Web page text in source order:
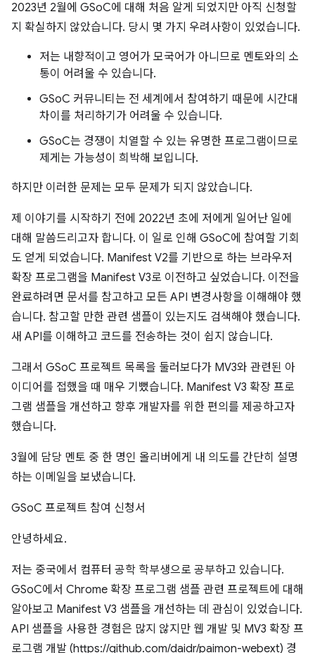
2023년 2월에 GSoC에 대해 처음 알게 되었지만 아직 신청할
지 확실하지 않았습니다. 당시 몇 가지 우려사항이 있었습니다.
저는 내향적이고 영어가 모국어가 아니므로 멘토와의 소
통이 어려울 수 있습니다.
GSoC 커뮤니티는 전 세계에서 참여하기 때문에 시간대
차이를 처리하기가 어려울 수 있습니다.
GSoC는 경쟁이 치열할 수 있는 유명한 프로그램이므로
제게는 가능성이 희박해 보입니다.
하지만 이러한 문제는 모두 문제가 되지 않았습니다.
제 이야기를 시작하기 전에 2022년 초에 저에게 일어난 일에
대해 말씀드리고자 합니다. 이 일로 인해 GSoC에 참여할 기회
도 얻게 되었습니다. Manifest V2를 기반으로 하는 브라우저
확장 프로그램을 Manifest V3로 이전하고 싶었습니다. 이전을
완료하려면 문서를 참고하고 모든 API 변경사항을 이해해야 했
습니다. 참고할 만한 관련 샘플이 있는지도 검색해야 했습니다.
새 API를 이해하고 코드를 전송하는 것이 쉽지 않습니다.
그래서 GSoC 프로젝트 목록을 둘러보다가 MV3와 관련된 아
이디어를 접했을 때 매우 기뻤습니다. Manifest V3 확장 프로
그램 샘플을 개선하고 향후 개발자를 위한 편의를 제공하고자
했습니다.
3월에 담당 멘토 중 한 명인 올리버에게 내 의도를 간단히 설명
하는 이메일을 보냈습니다.
GSoC 프로젝트 참여 신청서
안녕하세요.
저는 중국에서 컴퓨터 공학 학부생으로 공부하고 있습니다.
GSoC에서 Chrome 확장 프로그램 샘플 관련 프로젝트에 대해
알아보고 Manifest V3 샘플을 개선하는 데 관심이 있었습니다.
API 샘플을 사용한 경험은 많지 않지만 웹 개발 및 MV3 확장 프
로그램 개발 (https://github.com/daidr/paimon-webext) 경